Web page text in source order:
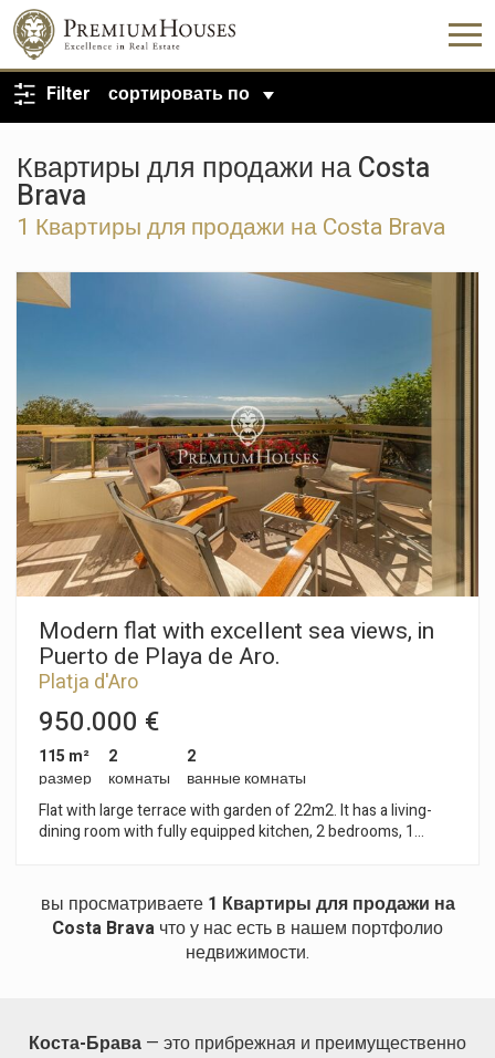
Filter сортировать по
Квартиры для продажи на Costa
Brava
1 Квартиры для продажи на Costa Brava
ВЕРНУТЬСЯ К ПОИСКУ
Modern flat with excellent sea views, in
Puerto de Playa de Aro.
Platja d'Aro
950.000 €
115 m²
размер
2
комнаты
2
ванные комнаты
Flat with large terrace with garden of 22m2. It has a living-
dining room with fully equipped kitchen, 2 bedrooms, 1
storage room included in the price.
вы просматриваете 1 Квартиры для продажи на
Costa Brava что у нас есть в нашем портфолио
недвижимости.
Коста-Брава — это прибрежная и преимущественно
Изменить куки
Технический и функциональный
для сбора информации с целью улучшения наших
с их установкой. Пользователь имеет возможность
настроить свой браузер, имея возможность, если он
жесткий диск, хотя он должен помнить, что такое
действие может вызвать трудности при навигации по
Аналитика и персонализация
поведение пользователей этого веб-сайта.
пользователей с целью внесения улучшений на основе
анализа данных об использовании, сделанных